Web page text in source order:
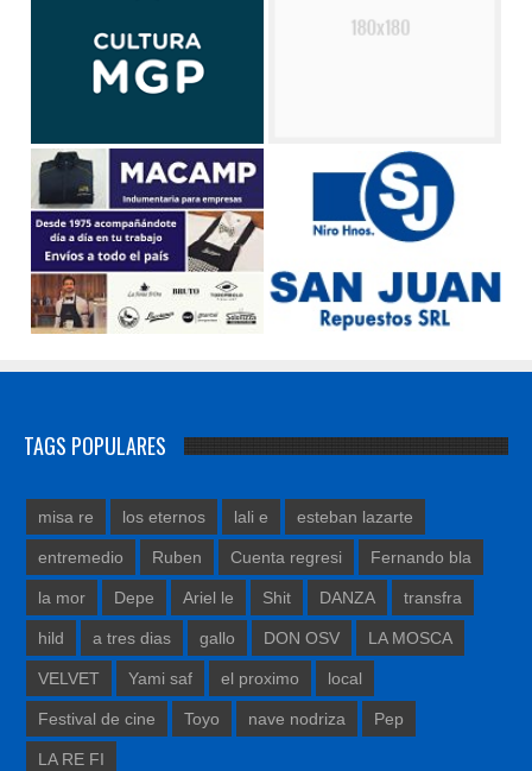
TAGS POPULARES
misa re los eternos lali e esteban lazarte
entremedio Ruben Cuenta regresi Fernando bla
la mor Depe Ariel le Shit DANZA transfra
hild a tres dias gallo DON OSV LA MOSCA
VELVET Yami saf el proximo local
Festival de cine Toyo nave nodriza Pep
LA RE FI